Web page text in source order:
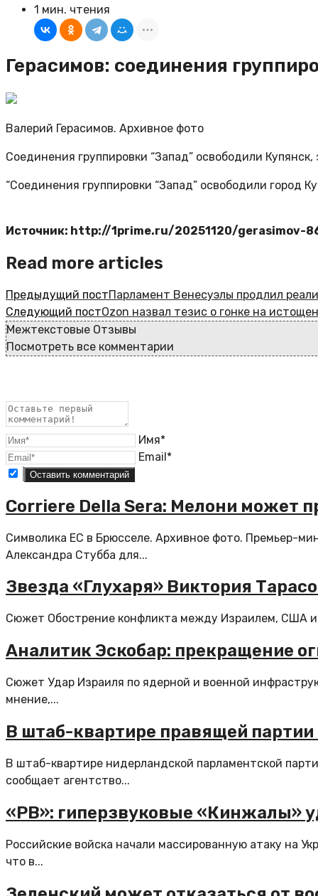
1 мин. чтения
Герасимов: соединения
Валерий Герасимов. Архивное фото
Соединения группировки “Запад” освободили
“Соединения группировки “Запад” освободили город
Источник: http://1prime.ru/20251120/gerasimov-
Read more articles
Предыдущий постПарламент Венесуэлы продлил
Следующий постOzon назвал тезис о гонке на
Межтекстовые Отзывы
Посмотреть все комментарии
Имя*
Email*
Corriere Della Sera: Мелони может
Символика ЕС в Брюсселе. Архивное фото. Премьер-
Александра Стубба для...
Звезда «Глухаря» Виктория
Сюжет Обострение конфликта между Израилем, США
Аналитик Эскобар: прекращение
Сюжет Удар Израиля по ядерной и военной
мнение,...
В штаб-квартире правящей
В штаб-квартире нидерландской парламентской
сообщает агентство...
«РВ»: гиперзвуковые «Кинжалы»
Российские войска начали массированную атаку на
что в...